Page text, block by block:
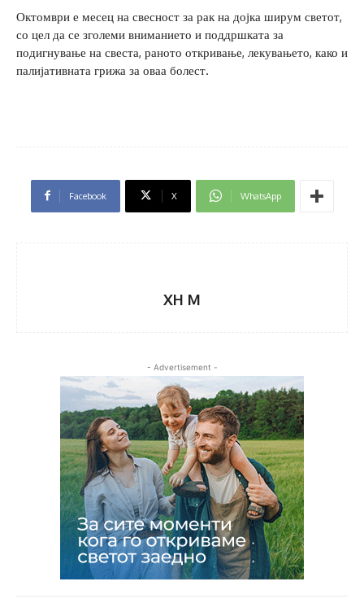
Октомври е месец на свесност за рак на дојка ширум светот,
со цел да се зголеми вниманието и поддршката за
подигнување на свеста, раното откривање, лекувањето, како и
палијативната грижа за оваа болест.
Facebook X WhatsApp
XH M
- Advertisement -